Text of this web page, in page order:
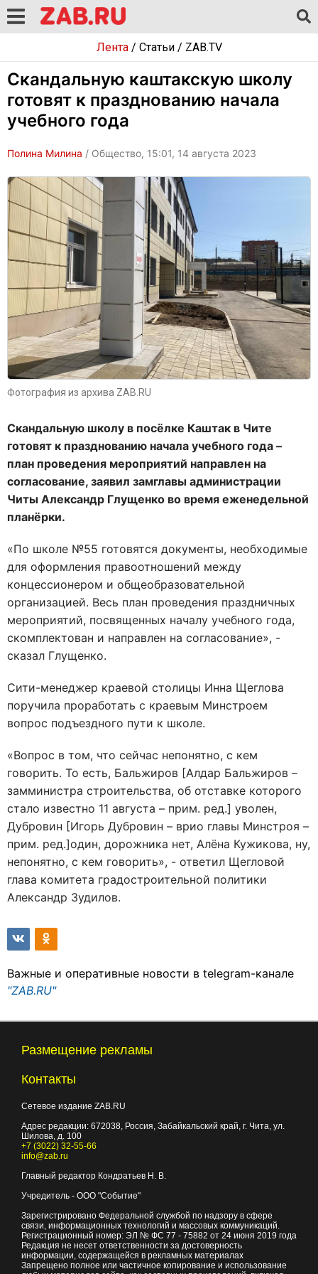
Лента/ Статьи/ ZAB.TV
Скандальную каштакскую школу
готовят к празднованию начала
учебного года
Полина Милина / Общество, 15:01, 14 августа 2023
Фотография из архива ZAB.RU
Скандальную школу в посёлке Каштак в Чите
готовят к празднованию начала учебного года –
план проведения мероприятий направлен на
согласование, заявил замглавы администрации
Читы Александр Глущенко во время еженедельной
планёрки.
«По школе №55 готовятся документы, необходимые
для оформления правоотношений между
концессионером и общеобразовательной
организацией. Весь план проведения праздничных
мероприятий, посвященных началу учебного года,
скомплектован и направлен на согласование», -
сказал Глущенко.
Сити-менеджер краевой столицы Инна Щеглова
поручила проработать с краевым Минстроем
вопрос подъездного пути к школе.
«Вопрос в том, что сейчас непонятно, с кем
говорить. То есть, Бальжиров [Алдар Бальжиров –
замминистра строительства, об отставке которого
стало известно 11 августа – прим. ред.] уволен,
Дубровин [Игорь Дубровин – врио главы Минстроя –
прим. ред.]один, дорожника нет, Алёна Кужикова, ну,
непонятно, с кем говорить», - ответил Щегловой
глава комитета градостроительной политики
Александр Зудилов.
Важные и оперативные новости в telegram-канале
"ZAB.RU"
Размещение рекламы
Контакты
Сетевое издание ZAB.RU
Адрес редакции: 672038 , Россия, Забайкальский край, г. Чита ул.
Шилова, д. 100
+7 (3022) 32-55-66
info@zab.ru
Главный редактор Кондратьев Н. В.
Учредитель - ООО "Событие"
Зарегистрировано Федеральной службой по надзору в сфере
связи, информационных технологий и массовых коммуникаций.
Регистрационный номер: ЭЛ № ФС 77 - 75882 от 24 июня 2019 года
Редакция не несет ответственности за достоверность
информации, содержащейся в рекламных материалах
Запрещено полное или частичное копирование и использование